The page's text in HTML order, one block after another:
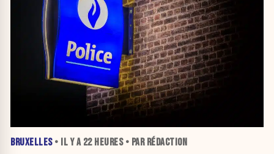
BRUXELLES• IL Y A 22 HEURES• PAR RÉDACTION